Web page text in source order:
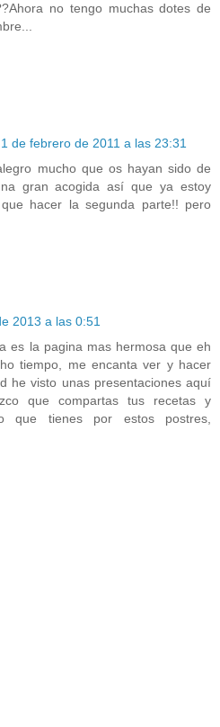
no tengo muchas dotes de
1 de febrero de 2011 a las 23:31
mucho que os hayan sido de
gran acogida así que ya estoy
hacer la segunda parte!! pero
2013 a las 0:51
es la pagina mas hermosa que eh
tiempo, me encanta ver y hacer
he visto unas presentaciones aquí
que compartas tus recetas y
que tienes por estos postres,